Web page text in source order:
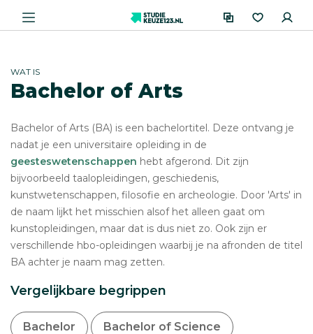
WAT IS
Bachelor of Arts
Bachelor of Arts (BA) is een bachelortitel. Deze ontvang je
nadat je een universitaire opleiding in de
geesteswetenschappen hebt afgerond. Dit zijn
bijvoorbeeld taalopleidingen, geschiedenis,
kunstwetenschappen, filosofie en archeologie. Door 'Arts' in
de naam lijkt het misschien alsof het alleen gaat om
kunstopleidingen, maar dat is dus niet zo. Ook zijn er
verschillende hbo-opleidingen waarbij je na afronden de titel
BA achter je naam mag zetten.
Vergelijkbare begrippen
Bachelor Bachelor of Science